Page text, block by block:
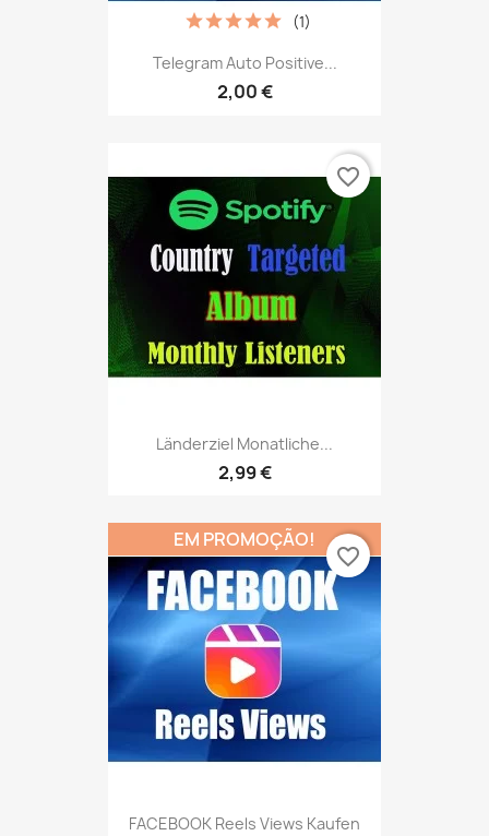
Telegram Auto Positive...
2,00 €
(1)
Länderziel Monatliche...
2,99 €
favorite_border
FACEBOOK Reels Views Kaufen
EM PROMOÇÃO!
favorite_border